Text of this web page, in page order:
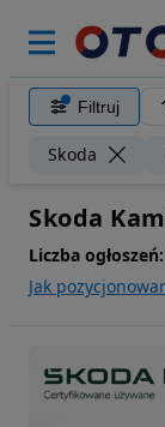
Filtruj
Skoda
Skoda
Liczba ogłoszeń:
Jak